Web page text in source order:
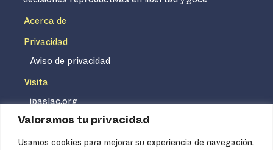
Valoramos tu privacidad
Usamos cookies para mejorar su experiencia de navegación,
decisiones reproductivas en libertad y goce
Acerca de
Privacidad
Aviso de privacidad
Visita
ipaslac.org
ipasmexico.org